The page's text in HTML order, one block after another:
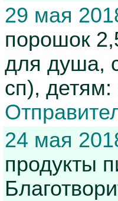
29 мая
порошок
для душа,
сп),
24 мая
продукты